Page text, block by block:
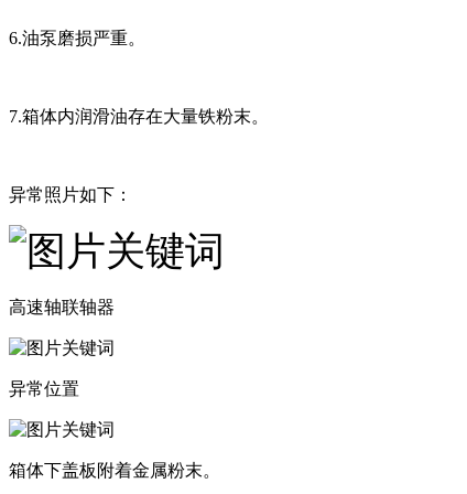
6.油泵磨损严重。
7.箱体内润滑油存在大量铁粉末。
异常照片如下：
高速轴联轴器
异常位置
箱体下盖板附着金属粉末。